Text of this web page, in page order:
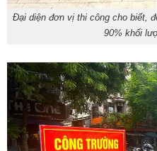
Đại diện đơn vị thi công cho biết,
90% khối